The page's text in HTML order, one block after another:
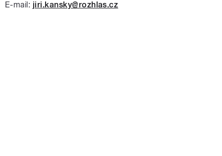
E-mail: jiri.kansky@rozhlas.cz